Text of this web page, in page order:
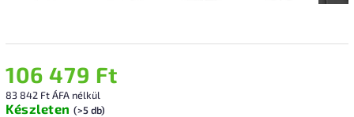
106 479 Ft
83 842 Ft ÁFA nélkül
Készleten (>5 db)